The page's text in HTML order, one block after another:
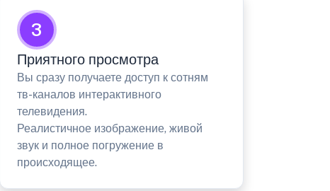
3
Приятного просмотра
Вы сразу получаете доступ к сотням
тв-каналов интерактивного
телевидения.
Реалистичное изображение, живой
звук и полное погружение в
происходящее.